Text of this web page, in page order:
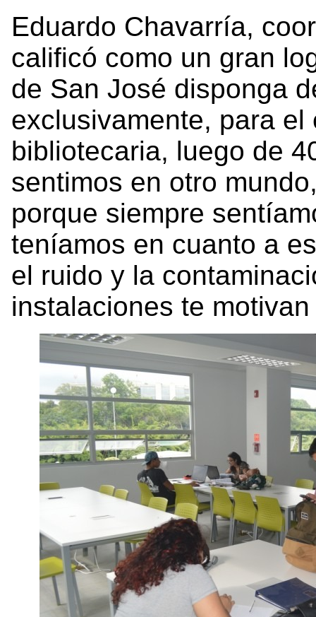
Eduardo Chavarría,
calificó como un gran
de San José disponga
exclusivamente, para
bibliotecaria, luego de
sentimos en otro
porque siempre
teníamos en cuanto a
el ruido y la
instalaciones te